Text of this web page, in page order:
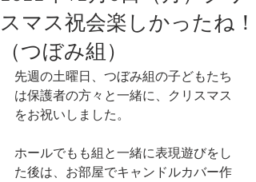
スマス祝会楽しかったね！
（つぼみ組）
先週の土曜日、つぼみ組の子どもたち
は保護者の方々と一緒に、クリスマス
をお祝いしました。
ホールでもも組と一緒に表現遊びをし
た後は、お部屋でキャンドルカバー作